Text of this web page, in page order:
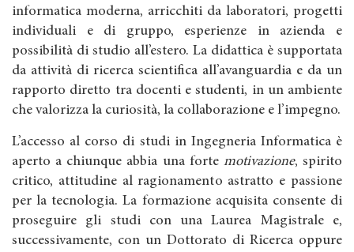
informatica moderna, arricchiti da laboratori, progetti
individuali e di gruppo, esperienze in azienda e
possibilità di studio all’estero. La didattica è supportata
da attività di ricerca scientifica all’avanguardia e da un
rapporto diretto tra docenti e studenti, in un ambiente
che valorizza la curiosità, la collaborazione e l’impegno.
L’accesso al corso di studi in Ingegneria Informatica è
aperto a chiunque abbia una forte motivazione, spirito
critico, attitudine al ragionamento astratto e passione
per la tecnologia. La formazione acquisita consente di
proseguire gli studi con una Laurea Magistrale e,
successivamente, con un Dottorato di Ricerca oppure